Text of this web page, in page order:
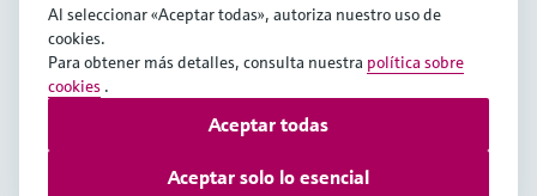
ESP
Copyright © Endress+Hauser Group Services AG
Términos de uso
Protección de datos
Al seleccionar «Aceptar todas», autoriza nuestro uso de
cookies.
Para obtener más detalles, consulta nuestra política sobre
cookies .
Aceptar solo lo esencial
Aceptar todas